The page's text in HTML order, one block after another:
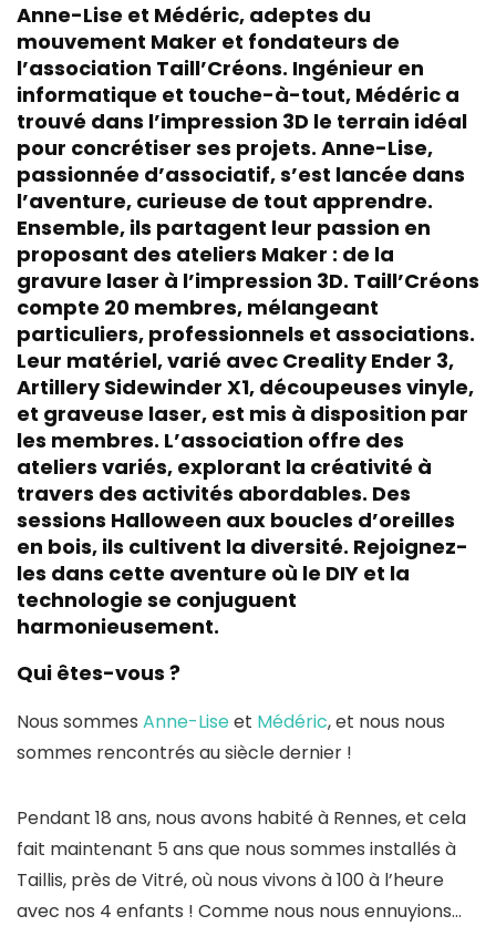
Anne-Lise et Médéric, adeptes du
mouvement Maker et fondateurs de
l’association Taill’Créons. Ingénieur en
informatique et touche-à-tout, Médéric a
trouvé dans l’impression 3D le terrain idéal
pour concrétiser ses projets. Anne-Lise,
passionnée d’associatif, s’est lancée dans
l’aventure, curieuse de tout apprendre.
Ensemble, ils partagent leur passion en
proposant des ateliers Maker : de la
gravure laser à l’impression 3D. Taill’Créons
compte 20 membres, mélangeant
particuliers, professionnels et associations.
Leur matériel, varié avec Creality Ender 3,
Artillery Sidewinder X1, découpeuses vinyle,
et graveuse laser, est mis à disposition par
les membres. L’association offre des
ateliers variés, explorant la créativité à
travers des activités abordables. Des
sessions Halloween aux boucles d’oreilles
en bois, ils cultivent la diversité. Rejoignez-
les dans cette aventure où le DIY et la
technologie se conjuguent
harmonieusement.
Qui êtes-vous ?
Nous sommes Anne-Liseet Médéric, et nous nous
sommes rencontrés au siècle dernier !
Pendant 18 ans, nous avons habité à Rennes, et cela
fait maintenant 5 ans que nous sommes installés à
Taillis, près de Vitré, où nous vivons à 100 à l’heure
avec nos 4 enfants ! Comme nous nous ennuyions…